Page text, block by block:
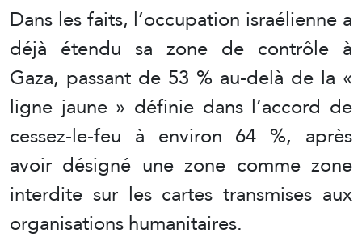
Dans les faits, l’occupation israélienne a
déjà étendu sa zone de contrôle à
Gaza, passant de 53 % au-delà de la «
ligne jaune » définie dans l’accord de
cessez-le-feu à environ 64 %, après
avoir désigné une zone comme zone
interdite sur les cartes transmises aux
organisations humanitaires.